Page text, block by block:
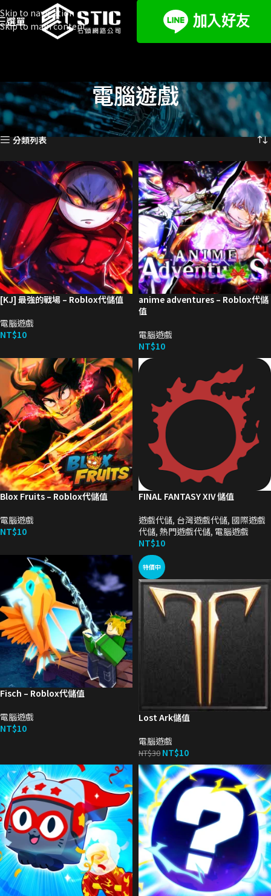
Skip to navigation
Skip to main content
選單
電腦遊戲
首頁 電腦遊戲 顯示第 1 至 12 項結果，共 33 項
分類列表
[KJ] 最強的戰場 – Roblox代儲值
電腦遊戲
NT$10
anime adventures – Roblox代儲
值
電腦遊戲
NT$10
Blox Fruits – Roblox代儲值
電腦遊戲
NT$10
FINAL FANTASY XIV 儲值
遊戲代儲, 台灣遊戲代儲, 國際遊戲
代儲, 熱門遊戲代儲, 電腦遊戲
NT$10
Fisch – Roblox代儲值
電腦遊戲
NT$10
特價中
Lost Ark儲值
電腦遊戲
NT$30 NT$10